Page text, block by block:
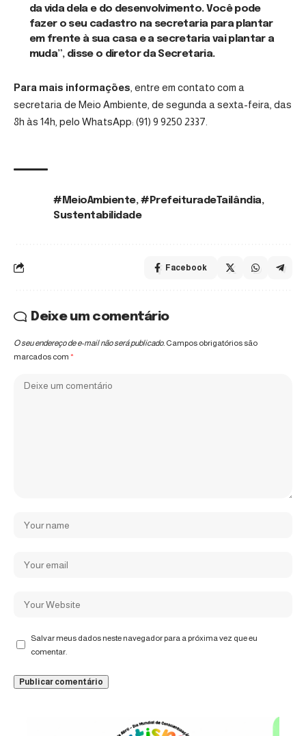
da vida dela e do desenvolvimento. Você pode
fazer o seu cadastro na secretaria para plantar
em frente à sua casa e a secretaria vai plantar a
muda”, disse o diretor da Secretaria.
Para mais informações, entre em contato com a
secretaria de Meio Ambiente, de segunda a sexta-feira, das
8h às 14h, pelo WhatsApp: (91) 9 9250 2337.
#MeioAmbiente,#PrefeituradeTailândia,
Sustentabilidade
Facebook
Deixe um comentário
O seu endereço de e-mail não será publicado. Campos obrigatórios são
marcados com *
Salvar meus dados neste navegador para a próxima vez que eu
comentar.